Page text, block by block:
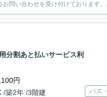
問い合わせを受け付けております
分割あと払いサービス利
円
/築2年 /3階建
バス